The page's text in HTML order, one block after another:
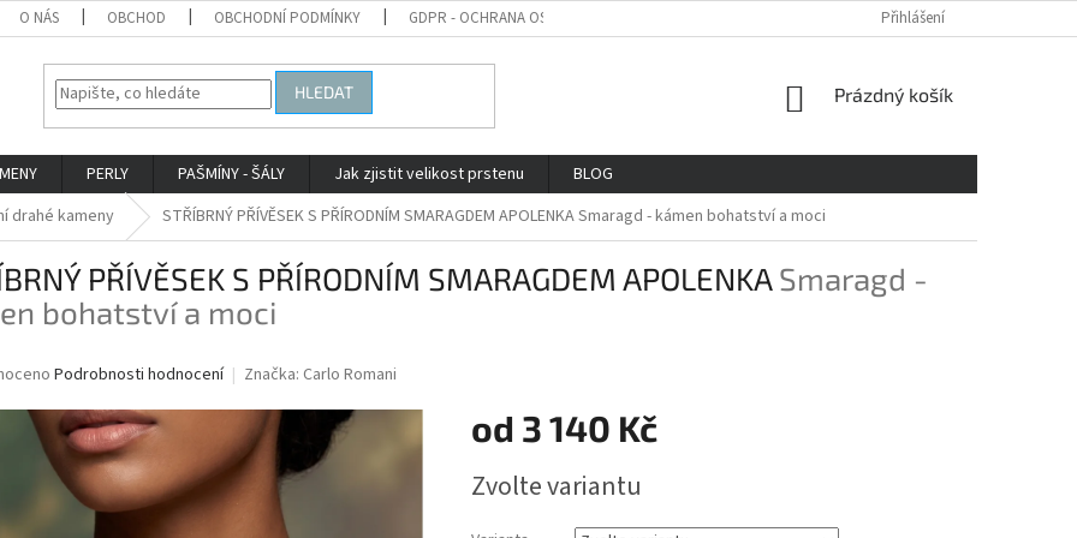
O NÁS OBCHOD OBCHODNÍ PODMÍNKY GDPR - OCHRANA OSOBNÍCH ÚDAJŮ VŠE O NÁKUPU
Přihlášení
HLEDAT
NÁKUPNÍ
Prázdný košík
PERLY PAŠMÍNY - ŠÁLY Jak zjistit velikost prstenu
BLOG
drahé kameny STŘÍBRNÝ PŘÍVĚSEK S PŘÍRODNÍM SMARAGDEM APOLENKASmaragd - kámen bohatství a moci
PŘÍVĚSEK S PŘÍRODNÍM SMARAGDEM APOLENKASmaragd -
bohatství a moci
Podrobnosti hodnocení Značka: Carlo Romani
od 3 140 Kč
cena:
Zvolte variantu